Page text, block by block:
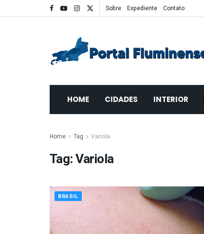
Sobre Expediente Contato
HOME CIDADES INTERIOR
Home Tag Variola
Tag:Variola
BRASIL